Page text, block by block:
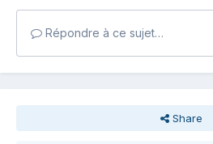
Répondre à ce sujet…
Share